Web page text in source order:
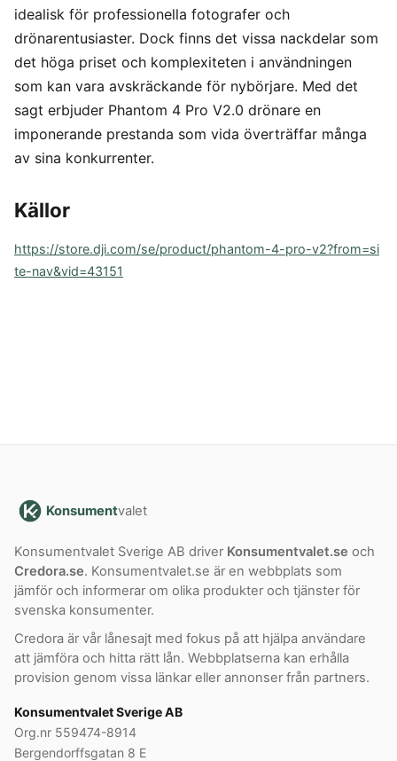
idealisk för professionella fotografer och
drönarentusiaster. Dock finns det vissa nackdelar som
det höga priset och komplexiteten i användningen
som kan vara avskräckande för nybörjare. Med det
sagt erbjuder Phantom 4 Pro V2.0 drönare en
imponerande prestanda som vida överträffar många
av sina konkurrenter.
Källor
https://store.dji.com/se/product/phantom-4-pro-v2?from=si
te-nav&vid=43151
Konsumentvalet
Konsumentvalet Sverige AB driver Konsumentvalet.se och
Credora.se. Konsumentvalet.se är en webbplats som
jämför och informerar om olika produkter och tjänster för
svenska konsumenter.
Credora är vår lånesajt med fokus på att hjälpa användare
att jämföra och hitta rätt lån. Webbplatserna kan erhålla
provision genom vissa länkar eller annonser från partners.
Konsumentvalet Sverige AB
Org.nr 559474-8914
Bergendorffsgatan 8 E